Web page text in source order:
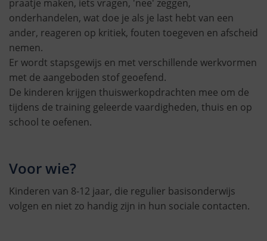
praatje maken, iets vragen, 'nee' zeggen,
onderhandelen, wat doe je als je last hebt van een
ander, reageren op kritiek, fouten toegeven en afscheid
nemen.
Er wordt stapsgewijs en met verschillende werkvormen
met de aangeboden stof geoefend.
De kinderen krijgen thuiswerkopdrachten mee om de
tijdens de training geleerde vaardigheden, thuis en op
school te oefenen.
Voor wie?
Kinderen van 8-12 jaar, die regulier basisonderwijs
volgen en niet zo handig zijn in hun sociale contacten.